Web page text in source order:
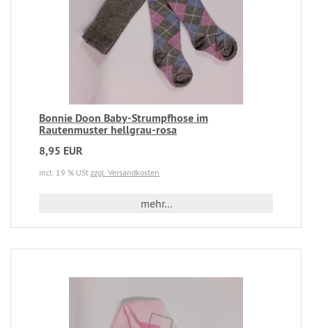
Bonnie Doon Baby-Strumpfhose im
Rautenmuster hellgrau-rosa
8,95 EUR
incl. 19 % USt zzgl. Versandkosten
mehr...